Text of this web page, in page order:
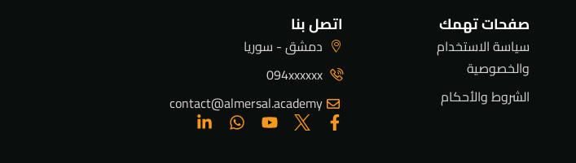
صفحات تهمك
سياسة الاستخدام
والخصوصية
الشروط والأحكام
اتصل بنا
دمشق - سوريا
094xxxxxx
contact@almersal.academy